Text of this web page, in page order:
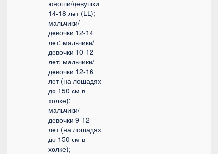
юноши/девушки
14-18 лет (LL);
мальчики/
девочки 12-14
лет; мальчики/
девочки 10-12
лет; мальчики/
девочки 12-16
лет (на лошадях
до 150 см в
холке);
мальчики/
девочки 9-12
лет (на лошадях
до 150 см в
холке);